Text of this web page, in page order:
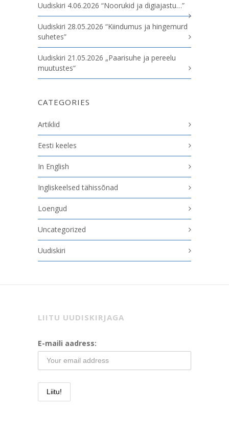
Uudiskiri 4.06.2026 “Noorukid ja digiajastu…”
Uudiskiri 28.05.2026 “Kiindumus ja hingemurd
suhetes”
Uudiskiri 21.05.2026 „Paarisuhe ja pereelu
muutustes“
CATEGORIES
Artiklid
Eesti keeles
In English
Ingliskeelsed tähissõnad
Loengud
Uncategorized
Uudiskiri
LIITU UUDISKIRJAGA
E-maili aadress: